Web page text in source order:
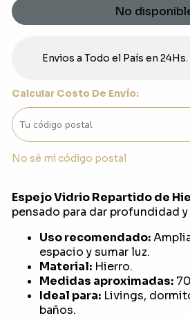
No
Envios a Todo el País en 24Hs.
Calcular Costo De Envío:
No sé mi código postal
Espejo Vidrio Repartido de
pensado para dar profundidad
Uso recomendado:
espacio y sumar luz.
Material:Hierro.
Medidas aproximadas:
Ideal para:Livings,
baños.